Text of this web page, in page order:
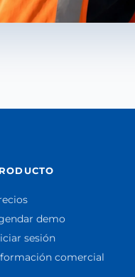
demo
sesión
comercial